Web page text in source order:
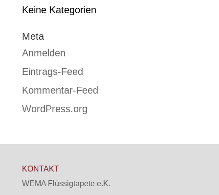
Keine Kategorien
Meta
Anmelden
Eintrags-Feed
Kommentar-Feed
WordPress.org
KONTAKT
WEMA Flüssigtapete e.K.